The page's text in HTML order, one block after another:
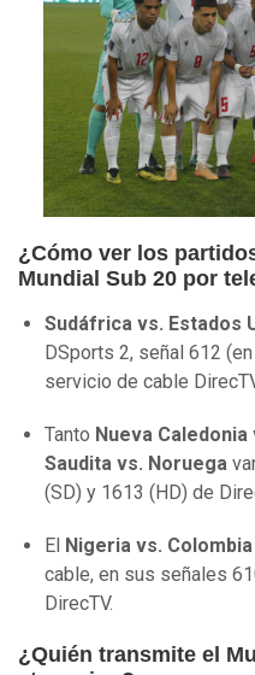
¿Cómo ver los
Mundial Sub 20 por
Sudáfrica vs. Estados
DSports 2, señal 612
servicio de cable
Tanto Nueva
Saudita vs. Noruega
(SD) y 1613 (HD) de
El Nigeria vs. Colombia
cable, en sus señales
DirecTV.
¿Quién transmite el